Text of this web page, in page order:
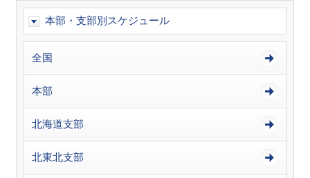
本部・支部別スケジュール
全国
本部
北海道支部
北東北支部